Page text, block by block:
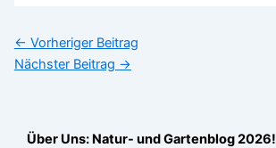
← Vorheriger Beitrag
Nächster Beitrag →
Über Uns: Natur- und Gartenblog 2026!